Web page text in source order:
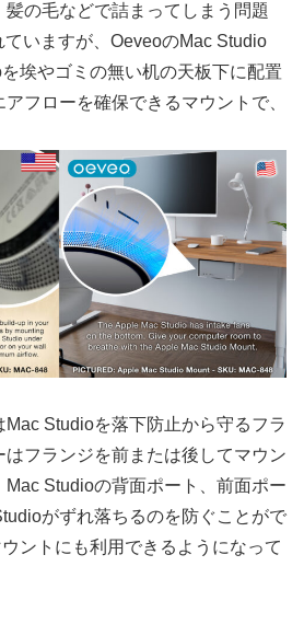
髪の毛などで詰まってしまう問題
ていますが、OeveoのMac Studio
埃やゴミの無い机の天板下に配置
フローを確保できるマウントで、
Mac Studioを落下防止から守るフラ
はフランジを前または後してマウン
Mac Studioの背面ポート、前面ポー
がずれ落ちるのを防ぐことがで
ントにも利用できるようになって